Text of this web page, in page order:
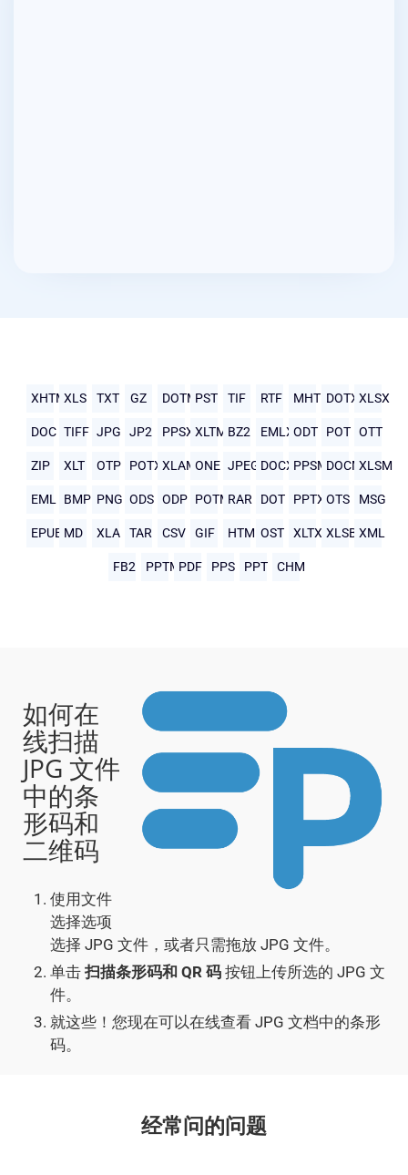
XHTMLXLS TXT GZ DOTMPST TIF RTF MHTMLDOTX XLSX
DOC TIFF JPG JP2 PPSX XLTM BZ2 EMLXODT POT OTT
ZIP XLT OTP POTXXLAMONE JPEG DOCX PPSMDOCMXLSM
EML BMP PNG ODS ODP POTMRAR DOT PPTX OTS MSG
EPUB MD XLA TAR CSV GIF HTMLOST XLTX XLSB XML
FB2 PPTMPDF PPS PPT CHM
如何在
线扫描
JPG 文件
中的条
形码和
二维码
使用文件
选择选项
选择 JPG 文件，或者只需拖放 JPG 文件。
单击 扫描条形码和 QR 码 按钮上传所选的 JPG 文
件。
就这些！您现在可以在线查看 JPG 文档中的条形
码。
经常问的问题